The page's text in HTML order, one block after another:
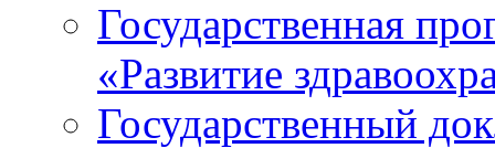
Государственная
«Развитие
Государственный